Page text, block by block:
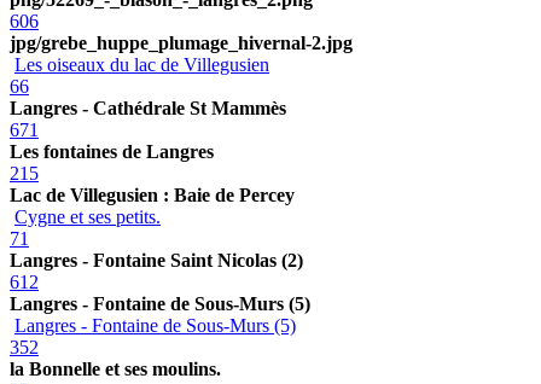
606
jpg/grebe_huppe_plumage_hivernal-2.jpg
Les oiseaux du lac de Villegusien
66
Langres - Cathédrale St Mammès
671
Les fontaines de Langres
215
Lac de Villegusien : Baie de Percey
Cygne et ses petits.
71
Langres - Fontaine Saint Nicolas (2)
612
Langres - Fontaine de Sous-Murs (5)
Langres - Fontaine de Sous-Murs (5)
352
la Bonnelle et ses moulins.